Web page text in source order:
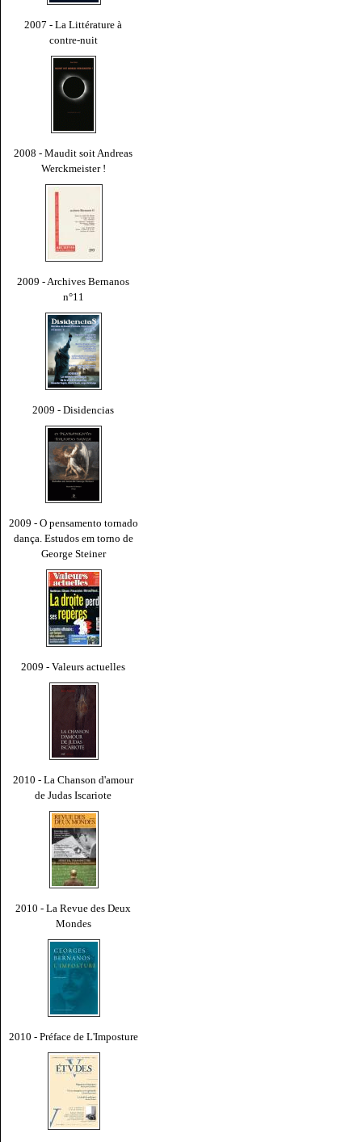
2007 - La Littérature à
contre-nuit
2008 - Maudit soit Andreas
Werckmeister !
2009 - Archives Bernanos
n°11
2009 - Disidencias
2009 - O pensamento tornado
dança. Estudos em torno de
George Steiner
2009 - Valeurs actuelles
2010 - La Chanson d'amour
de Judas Iscariote
2010 - La Revue des Deux
Mondes
2010 - Préface de L'Imposture